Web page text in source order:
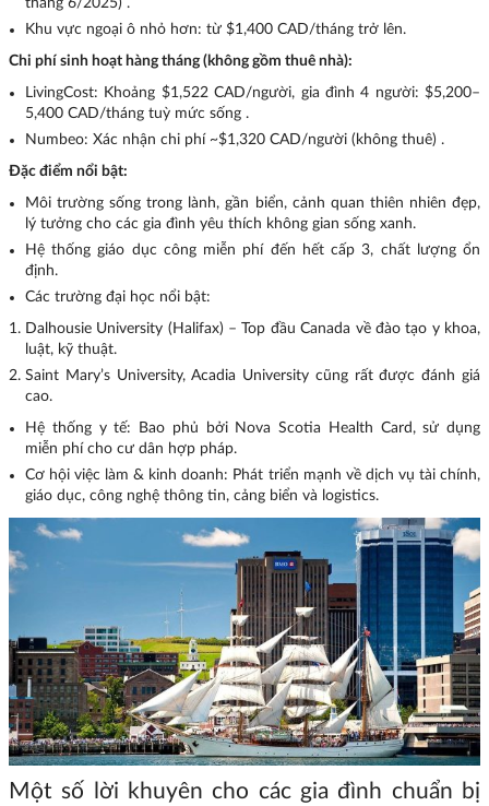
tháng 6/2025) .
Khu vực ngoại ô nhỏ hơn: từ $1,400 CAD/tháng trở lên.
Chi phí sinh hoạt hàng tháng (không gồm thuê nhà):
LivingCost: Khoảng $1,522 CAD/người, gia đình 4 người: $5,200–
5,400 CAD/tháng tuỳ mức sống .
Numbeo: Xác nhận chi phí ~$1,320 CAD/người (không thuê) .
Đặc điểm nổi bật:
Môi trường sống trong lành, gần biển, cảnh quan thiên nhiên đẹp,
lý tưởng cho các gia đình yêu thích không gian sống xanh.
Hệ thống giáo dục công miễn phí đến hết cấp 3, chất lượng ổn
định.
Các trường đại học nổi bật:
Dalhousie University (Halifax) – Top đầu Canada về đào tạo y khoa,
luật, kỹ thuật.
Saint Mary’s University, Acadia University cũng rất được đánh giá
cao.
Hệ thống y tế: Bao phủ bởi Nova Scotia Health Card, sử dụng
miễn phí cho cư dân hợp pháp.
Cơ hội việc làm & kinh doanh: Phát triển mạnh về dịch vụ tài chính,
giáo dục, công nghệ thông tin, cảng biển và logistics.
Một số lời khuyên cho các gia đình chuẩn bị